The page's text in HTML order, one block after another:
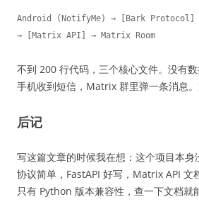
Android (NotifyMe) → [Bark Protocol]
→ [Matrix API] → Matrix Room
不到 200 行代码，三个核心文件。没有数
手机收到短信，Matrix 群里弹一条消息。
后记
写这篇文章的时候我在想：这个项目本
协议简单，FastAPI 好写，Matrix API 文
只有 Python 版本兼容性，查一下文档就